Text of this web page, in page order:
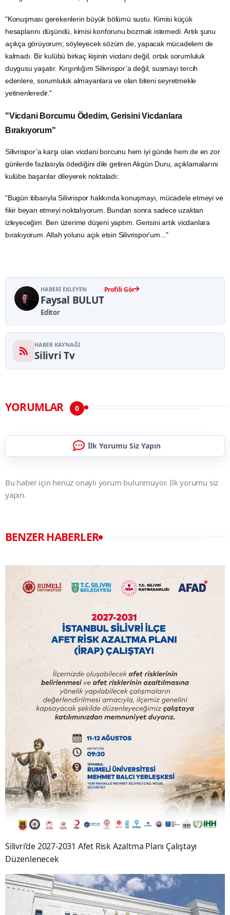
"Konuşması gerekenlerin büyük bölümü sustu. Kimisi küçük
hesaplarını düşündü, kimisi konforunu bozmak istemedi. Artık şunu
açıkça görüyorum; söyleyecek sözüm de, yapacak mücadelem de
kalmadı. Bir kulübü birkaç kişinin vicdanı değil, ortak sorumluluk
duygusu yaşatır. Kırgınlığım Silivrispor’a değil; susmayı tercih
edenlere, sorumluluk almayanlara ve olan biteni seyretmekle
yetinenleredir."
"Vicdani Borcumu Ödedim, Gerisini Vicdanlara
Bırakıyorum"
Silivrispor’a karşı olan vicdani borcunu hem iyi günde hem de en zor
günlerde fazlasıyla ödediğini dile getiren Akgün Duru, açıklamalarını
kulübe başarılar dileyerek noktaladı:
"Bugün itibarıyla Silivrispor hakkında konuşmayı, mücadele etmeyi ve
fikir beyan etmeyi noktalıyorum. Bundan sonra sadece uzaktan
izleyeceğim. Ben üzerime düşeni yaptım. Gerisini artık vicdanlara
bırakıyorum. Allah yolunu açık etsin Silivrispor'um..."
HABERI EKLEYEN
Faysal BULUT
Editor
Profili Gör
HABER KAYNAĞI
Silivri Tv
YORUMLAR 0
İlk Yorumu Siz Yapın
Bu haber için henüz onaylı yorum bulunmuyor. İlk yorumu siz
yapın.
BENZER HABERLER
Silivri’de 2027-2031 Afet Risk Azaltma Planı Çalıştayı
Düzenlenecek